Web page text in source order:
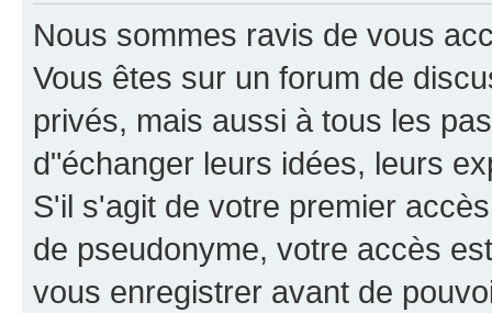
Nous sommes ravis de vous
Vous êtes sur un forum de
privés, mais aussi à tous les
d"échanger leurs idées, leurs
S'il s'agit de votre premier
de pseudonyme, votre accès
vous enregistrer avant de